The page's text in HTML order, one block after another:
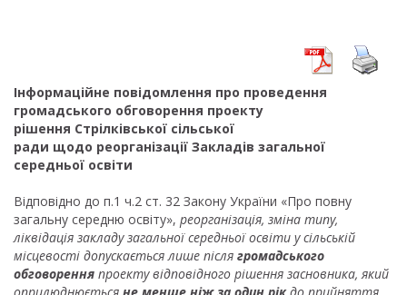
Інформаційне повідомлення про проведення
громадського обговорення проекту
рішення Стрілківської сільської
ради щодо реорганізації Закладів загальної
середньої освіти
Відповідно до п.1 ч.2 ст. 32 Закону України «Про повну
загальну середню освіту», реорганізація, зміна типу,
ліквідація закладу загальної середньої освіти у сільській
місцевості допускається лише після громадського
обговорення проекту відповідного рішення засновника, який